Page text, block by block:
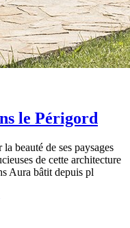
le Périgord
beauté de ses paysages
de cette architecture
Aura bâtit depuis pl